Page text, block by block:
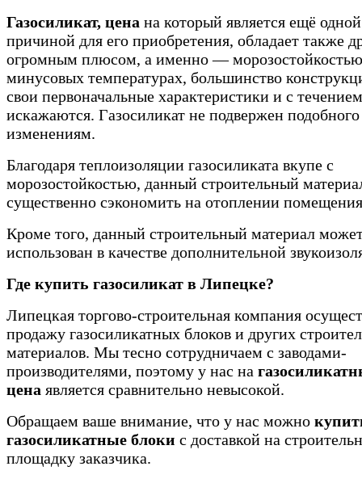
Газосиликат, цена на который является ещё
причиной для его приобретения, обладает также
огромным плюсом, а именно —
минусовых температурах, большинство
свои первоначальные характеристики и с
искажаются. Газосиликат не подвержен подобного
изменениям.
Благодаря теплоизоляции газосиликата вкупе с
морозостойкостью, данный строительный
существенно сэкономить на отоплении
Кроме того, данный строительный материал
использован в качестве дополнительной
Где купить газосиликат в Липецке?
Липецкая торгово-строительная компания
продажу газосиликатных блоков и других
материалов. Мы тесно сотрудничаем с заводами-
производителями, поэтому у нас на
цена является сравнительно невысокой.
Обращаем ваше внимание, что у нас можно
газосиликатные блоки с доставкой на
площадку заказчика.